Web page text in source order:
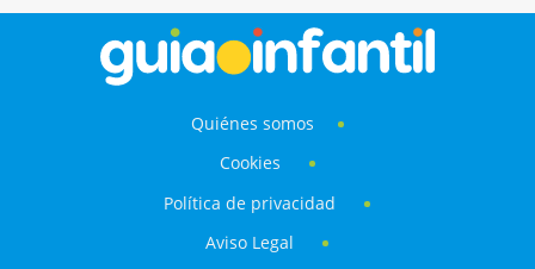
Quiénes somos
Cookies
Política de privacidad
Aviso Legal